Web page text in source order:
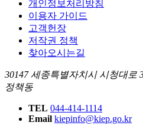
개인정보처리방침
이용자 가이드
고객헌장
저작권 정책
찾아오시는길
30147 세종특별자치시 시청대로
정책동
TEL 044-414-1114
Email kiepinfo@kiep.go.kr